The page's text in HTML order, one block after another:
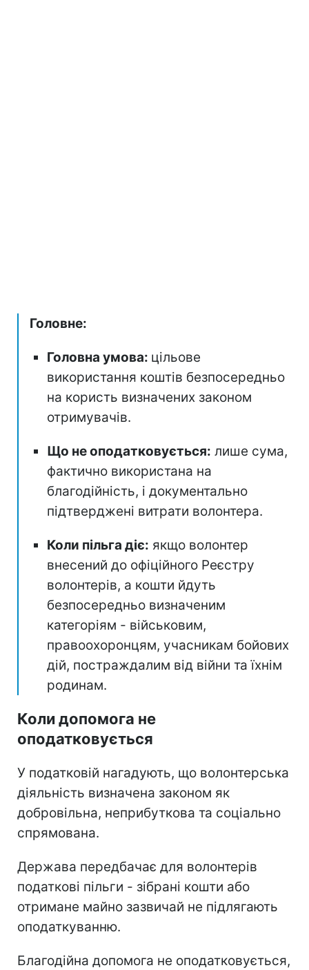
Головне:
Головна умова: цільове
використання коштів безпосередньо
на користь визначених законом
отримувачів.
Що не оподатковується: лише сума,
фактично використана на
благодійність, і документально
підтверджені витрати волонтера.
Коли пільга діє: якщо волонтер
внесений до офіційного Реєстру
волонтерів, а кошти йдуть
безпосередньо визначеним
категоріям - військовим,
правоохоронцям, учасникам бойових
дій, постраждалим від війни та їхнім
родинам.
Коли допомога не
оподатковується
У податковій нагадують, що волонтерська
діяльність визначена законом як
добровільна, неприбуткова та соціально
спрямована.
Держава передбачає для волонтерів
податкові пільги - зібрані кошти або
отримане майно зазвичай не підлягають
оподаткуванню.
Благодійна допомога не оподатковується,